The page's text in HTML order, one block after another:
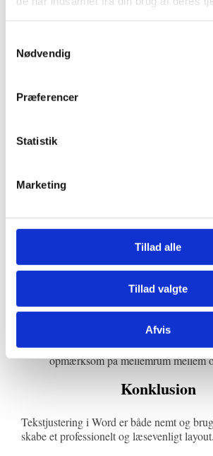
Nødvendig
Præferencer
Statistik
Marketing
Tillad alle
Tillad valgte
Afvis
Word opnår dette ved at tilpasse
ordene.
Klik på knappen
Ikonet viser linjer med ens længde i
Vær opmærksom på, at tekst med lige
mellemrum mellem nogle ord, hvilket kan
justering?
Venstrejustering:Ideel som
tekst.
Perfekt til overskrifter
være et visuelt centrum.
Lige margener:Giver et poleret
opmærksom på mellemrum mellem
Konklusion
Tekstjustering i Word er både nemt og
skabe et professionelt og læsevenligt layout.